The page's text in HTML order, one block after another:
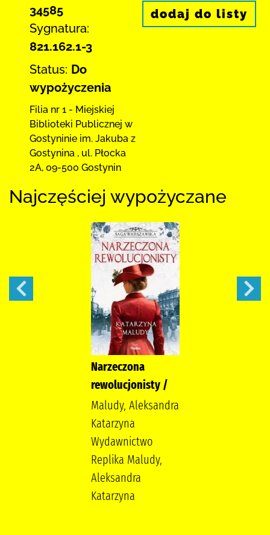
34585
Sygnatura:
821.162.1-3
Status: Do
wypożyczenia
Filia nr 1 - Miejskiej
Biblioteki Publicznej w
Gostyninie im. Jakuba z
Gostynina , ul. Płocka
2A, 09-500 Gostynin
dodaj do listy
Najczęściej wypożyczane
Narzeczona
rewolucjonisty /
Maludy, Aleksandra
Katarzyna
Wydawnictwo
Replika Maludy,
Aleksandra
Katarzyna